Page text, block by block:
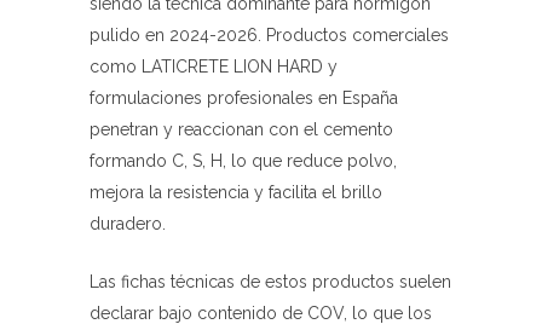
siendo la técnica dominante para hormigón
pulido en 2024-2026. Productos comerciales
como LATICRETE LION HARD y
formulaciones profesionales en España
penetran y reaccionan con el cemento
formando C, S, H, lo que reduce polvo,
mejora la resistencia y facilita el brillo
duradero.
Las fichas técnicas de estos productos suelen
declarar bajo contenido de COV, lo que los